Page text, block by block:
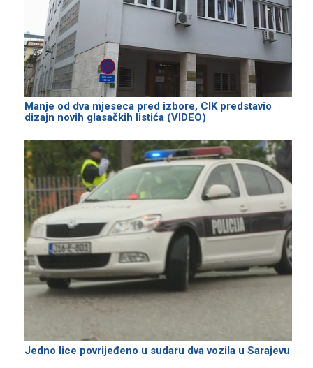
Manje od dva mjeseca pred izbore, CIK predstavio
dizajn novih glasačkih listića (VIDEO)
Јedno lice povrijeđeno u sudaru dva vozila u Sarajevu